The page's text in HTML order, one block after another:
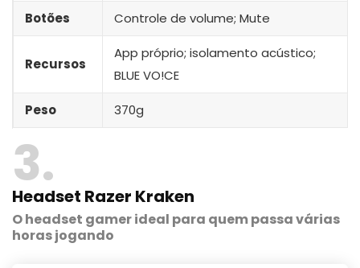
Botões Controle de volume; Mute
Recursos
App próprio; isolamento acústico;
BLUE VO!CE
Peso 370g
3
Headset Razer Kraken
O headset gamer ideal para quem passa várias
horas jogando